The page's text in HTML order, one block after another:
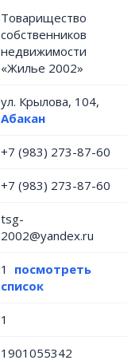
Товарищество
собственников
недвижимости
«Жилье 2002»
ул. Крылова, 104,
Абакан
+7 (983) 273-87-60
+7 (983) 273-87-60
tsg-
2002@yandex.ru
1 посмотреть
список
1
1901055342